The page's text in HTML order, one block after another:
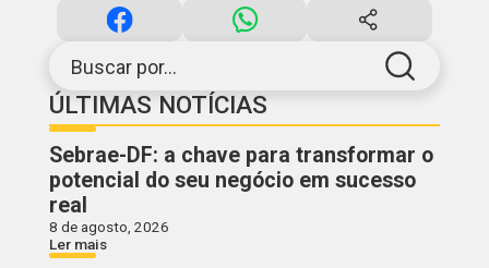
Buscar por...
ÚLTIMAS NOTÍCIAS
Sebrae-DF: a chave para transformar o
potencial do seu negócio em sucesso
real
8 de agosto, 2026
Ler mais